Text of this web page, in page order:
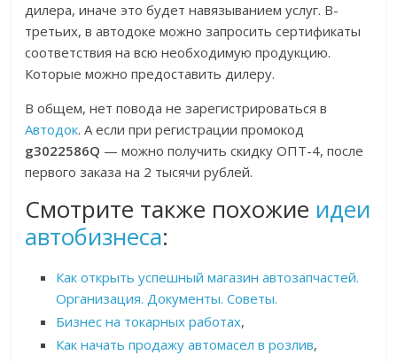
дилера, иначе это будет навязыванием услуг. В-
третьих, в автодоке можно запросить сертификаты
соответствия на всю необходимую продукцию.
Которые можно предоставить дилеру.
В общем, нет повода не зарегистрироваться в
Автодок. А если при регистрации промокод
g3022586Q — можно получить скидку ОПТ-4, после
первого заказа на 2 тысячи рублей.
Смотрите также похожие идеи
автобизнеса:
Как открыть успешный магазин автозапчастей.
Организация. Документы. Советы.
Бизнес на токарных работах,
Как начать продажу автомасел в розлив,